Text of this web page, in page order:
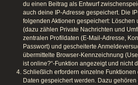
du einen Beitrag als Entwurf
auch deine IP-Adresse gespeichert. Die
folgenden Aktionen gespeichert: Löschen
(dazu zählen Private Nachrichten und
zentralen Profildaten (E-Mail-Adresse,
Passwort) und gescheiterte
übermittelte Browser-Kennzeichnung
ist online?“-Funktion angezeigt und nicht
Schließlich erfordern einzelne Funktionen
Daten gespeichert werden. Dazu